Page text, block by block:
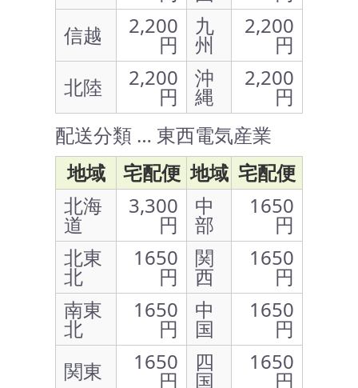
信越
2,200
円
九
州
2,200
円
北陸
2,200
円
沖
縄
2,200
円
配送分類 … 東西電気産業
地域
宅配便 地域 宅配便
北海
道
3,300
円
中
部
1650
円
北東
北
1650
円
関
西
1650
円
南東
北
1650
円
中
国
1650
円
関東
1650
円
四
国
1650
円